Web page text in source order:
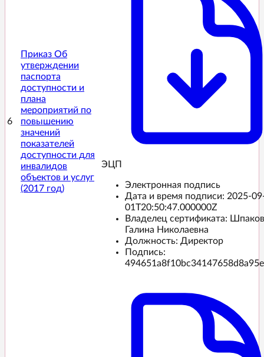
6
Приказ Об
утверждении
паспорта
доступности и
плана
мероприятий по
повышению
значений
показателей
доступности для
инвалидов
объектов и услуг
(2017 год)
ЭЦП️
Электронная подпись
Дата и время подписи: 2025-
01T20:50:47.000000Z
Владелец сертификата:
Галина Николаевна
Должность: Директор
Подпись: